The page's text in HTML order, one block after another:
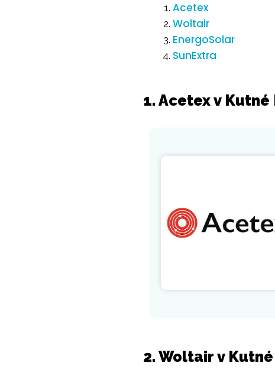
Acetex
Woltair
EnergoSolar
SunExtra
1. Acetex v Kutné
2. Woltair v